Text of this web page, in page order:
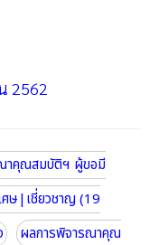
2562
ณาคุณสมบัติฯ ผู้ขอมี
ศษ|เชี่ยวชาญ (19
ผลการพิจารณาคุณ